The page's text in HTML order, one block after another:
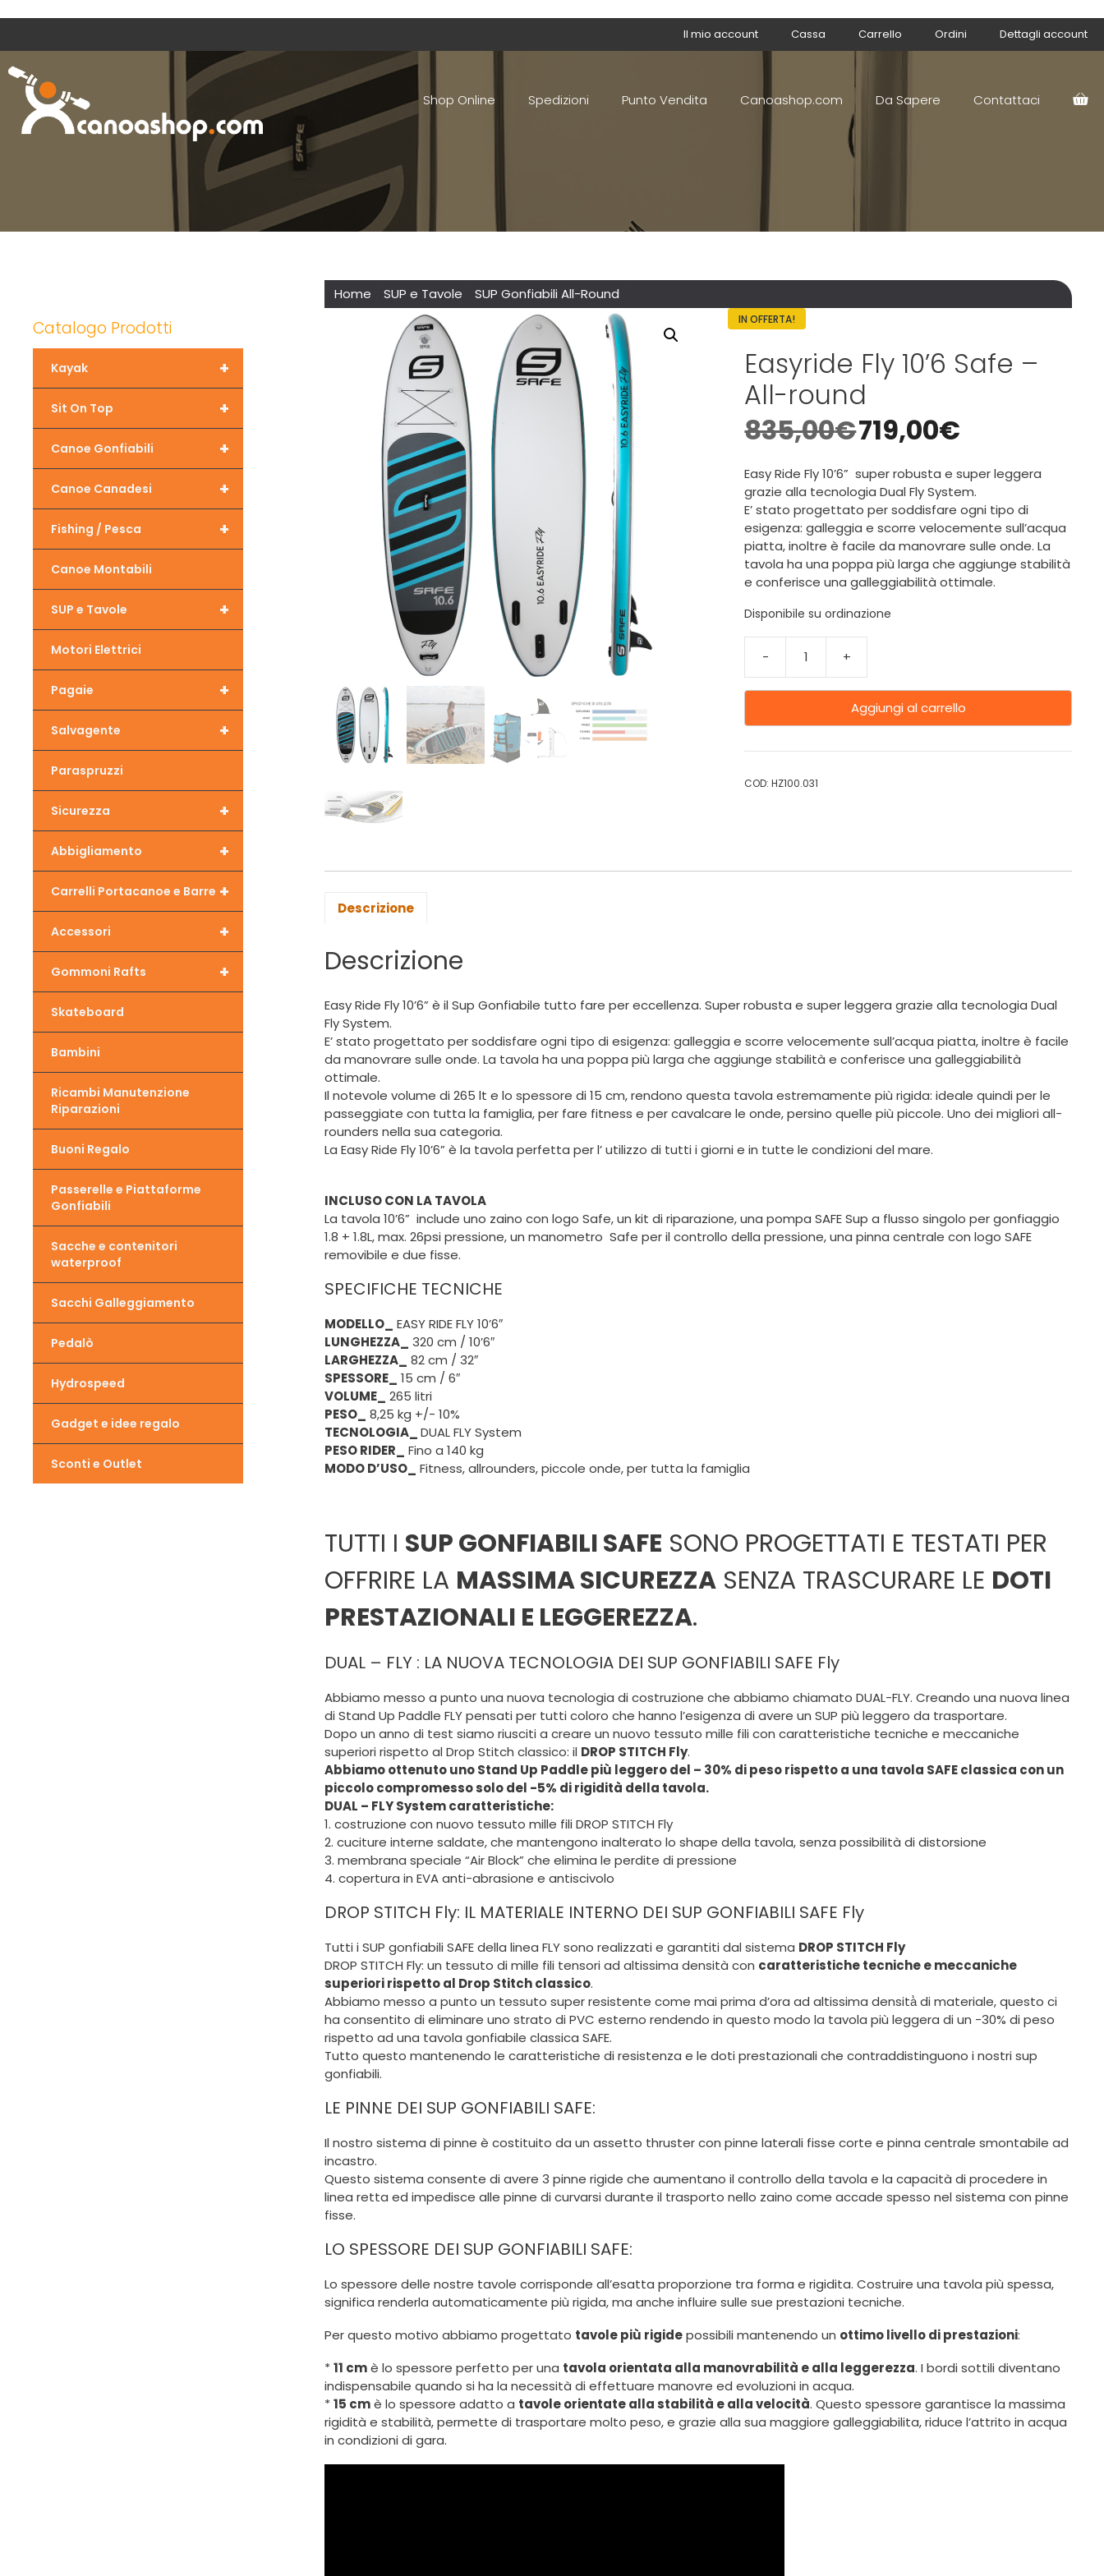
Il mio account Cassa Carrello Ordini Dettagli account
Shop Online Spedizioni Punto Vendita Canoashop.com Da Sapere Contattaci
Home SUP e Tavole SUP Gonfiabili All-Round
IN OFFERTA!
Easyride Fly 10’6 Safe –
All-round
835,00€719,00€
Easy Ride Fly 10’6” super robusta e super leggera
grazie alla tecnologia Dual Fly System.
E’ stato progettato per soddisfare ogni tipo di
esigenza: galleggia e scorre velocemente sull’acqua
piatta, inoltre è facile da manovrare sulle onde. La
tavola ha una poppa più larga che aggiunge stabilità
e conferisce una galleggiabilità ottimale.
Disponibile su ordinazione
- +
Aggiungi al carrello
COD:HZ100.031
Descrizione
Descrizione
Easy Ride Fly 10’6” è il Sup Gonfiabile tutto fare per eccellenza. Super robusta e super leggera grazie alla tecnologia Dual
Fly System.
E’ stato progettato per soddisfare ogni tipo di esigenza: galleggia e scorre velocemente sull’acqua piatta, inoltre è facile
da manovrare sulle onde. La tavola ha una poppa più larga che aggiunge stabilità e conferisce una galleggiabilità
ottimale.
Il notevole volume di 265 lt e lo spessore di 15 cm, rendono questa tavola estremamente più rigida: ideale quindi per le
passeggiate con tutta la famiglia, per fare fitness e per cavalcare le onde, persino quelle più piccole. Uno dei migliori all-
rounders nella sua categoria.
La Easy Ride Fly 10’6” è la tavola perfetta per l’ utilizzo di tutti i giorni e in tutte le condizioni del mare.
INCLUSO CON LA TAVOLA
La tavola 10’6” include uno zaino con logo Safe, un kit di riparazione, una pompa SAFE Sup a flusso singolo per gonfiaggio
1.8 + 1.8L, max. 26psi pressione, un manometro Safe per il controllo della pressione, una pinna centrale con logo SAFE
removibile e due fisse.
SPECIFICHE TECNICHE
MODELLO_ EASY RIDE FLY 10’6″
LUNGHEZZA_ 320 cm / 10’6″
LARGHEZZA_ 82 cm / 32″
SPESSORE_ 15 cm / 6″
VOLUME_ 265 litri
PESO_ 8,25 kg +/- 10%
TECNOLOGIA_DUAL FLY System
PESO RIDER_ Fino a 140 kg
MODO D’USO_ Fitness, allrounders, piccole onde, per tutta la famiglia
TUTTI I SUP GONFIABILI SAFE SONO PROGETTATI E TESTATI PER
OFFRIRE LA MASSIMA SICUREZZA SENZA TRASCURARE LE DOTI
PRESTAZIONALI E LEGGEREZZA.
DUAL – FLY : LA NUOVA TECNOLOGIA DEI SUP GONFIABILI SAFE Fly
Abbiamo messo a punto una nuova tecnologia di costruzione che abbiamo chiamato DUAL-FLY. Creando una nuova linea
di Stand Up Paddle FLY pensati per tutti coloro che hanno l’esigenza di avere un SUP più leggero da trasportare.
Dopo un anno di test siamo riusciti a creare un nuovo tessuto mille fili con caratteristiche tecniche e meccaniche
superiori rispetto al Drop Stitch classico: il DROP STITCH Fly.
Abbiamo ottenuto uno Stand Up Paddle più leggero del – 30% di peso rispetto a una tavola SAFE classica con un
piccolo compromesso solo del -5% di rigidità della tavola.
DUAL – FLY System caratteristiche:
1. costruzione con nuovo tessuto mille fili DROP STITCH Fly
2. cuciture interne saldate, che mantengono inalterato lo shape della tavola, senza possibilità di distorsione
3. membrana speciale “Air Block” che elimina le perdite di pressione
4. copertura in EVA anti-abrasione e antiscivolo
DROP STITCH Fly: IL MATERIALE INTERNO DEI SUP GONFIABILI SAFE Fly
Tutti i SUP gonfiabili SAFE della linea FLY sono realizzati e garantiti dal sistema DROP STITCH Fly
DROP STITCH Fly: un tessuto di mille fili tensori ad altissima densità con caratteristiche tecniche e meccaniche
superiori rispetto al Drop Stitch classico.
Abbiamo messo a punto un tessuto super resistente come mai prima d’ora ad altissima densità̀ di materiale, questo ci
ha consentito di eliminare uno strato di PVC esterno rendendo in questo modo la tavola più leggera di un -30% di peso
rispetto ad una tavola gonfiabile classica SAFE.
Tutto questo mantenendo le caratteristiche di resistenza e le doti prestazionali che contraddistinguono i nostri sup
gonfiabili.
LE PINNE DEI SUP GONFIABILI SAFE:
Il nostro sistema di pinne è costituito da un assetto thruster con pinne laterali fisse corte e pinna centrale smontabile ad
incastro.
Questo sistema consente di avere 3 pinne rigide che aumentano il controllo della tavola e la capacità di procedere in
linea retta ed impedisce alle pinne di curvarsi durante il trasporto nello zaino come accade spesso nel sistema con pinne
fisse.
LO SPESSORE DEI SUP GONFIABILI SAFE:
Lo spessore delle nostre tavole corrisponde all’esatta proporzione tra forma e rigidita. Costruire una tavola più spessa,
significa renderla automaticamente più rigida, ma anche influire sulle sue prestazioni tecniche.
Per questo motivo abbiamo progettato tavole più rigidepossibili mantenendo un ottimo livello di prestazioni:
*11 cmè lo spessore perfetto per una tavola orientata alla manovrabilità e alla leggerezza. I bordi sottili diventano
indispensabile quando si ha la necessità di effettuare manovre ed evoluzioni in acqua.
*15 cmè lo spessore adatto a tavole orientate alla stabilità e alla velocità. Questo spessore garantisce la massima
rigidità e stabilità, permette di trasportare molto peso, e grazie alla sua maggiore galleggiabilita, riduce l’attrito in acqua
in condizioni di gara.
Catalogo Prodotti
+
Kayak
+
Sit On Top
+
Canoe Gonfiabili
+
Canoe Canadesi
+
Fishing / Pesca
Canoe Montabili
+
SUP e Tavole
Motori Elettrici
+
Pagaie
+
Salvagente
Paraspruzzi
+
Sicurezza
+
Abbigliamento
+
Carrelli Portacanoe e Barre
+
Accessori
+
Gommoni Rafts
Skateboard
Bambini
Ricambi Manutenzione
Riparazioni
Buoni Regalo
Passerelle e Piattaforme
Gonfiabili
Sacche e contenitori
waterproof
Sacchi Galleggiamento
Pedalò
Hydrospeed
Gadget e idee regalo
Sconti e Outlet